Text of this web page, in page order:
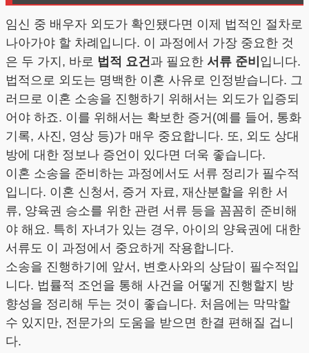
임신 중 배우자 외도가 확인됐다면 이제 법적인 절차로
나아가야 할 차례입니다. 이 과정에서 가장 중요한 것
은 두 가지, 바로 법적 요건과 필요한 서류 준비 입니다.
법적으로 외도는 명백한 이혼 사유로 인정받습니다. 그
러므로 이혼 소송을 진행하기 위해서는 외도가 입증되
어야 하죠. 이를 위해서는 확보한 증거(예를 들어, 통화
기록, 사진, 영상 등)가 매우 중요합니다. 또, 외도 상대
방에 대한 정보나 증언이 있다면 더욱 좋습니다.
이혼 소송을 준비하는 과정에서도 서류 정리가 필수적
입니다. 이혼 신청서, 증거 자료, 재산분할을 위한 서
류, 양육권 승소를 위한 관련 서류 등을 꼼꼼히 준비해
야 해요. 특히 자녀가 있는 경우, 아이의 양육권에 대한
서류도 이 과정에서 중요하게 작용합니다.
소송을 진행하기에 앞서, 변호사와의 상담이 필수적입
니다. 법률적 조언을 통해 사건을 어떻게 진행할지 방
향성을 정리해 두는 것이 좋습니다. 처음에는 막막할
수 있지만, 전문가의 도움을 받으면 한결 편해질 겁니
다.